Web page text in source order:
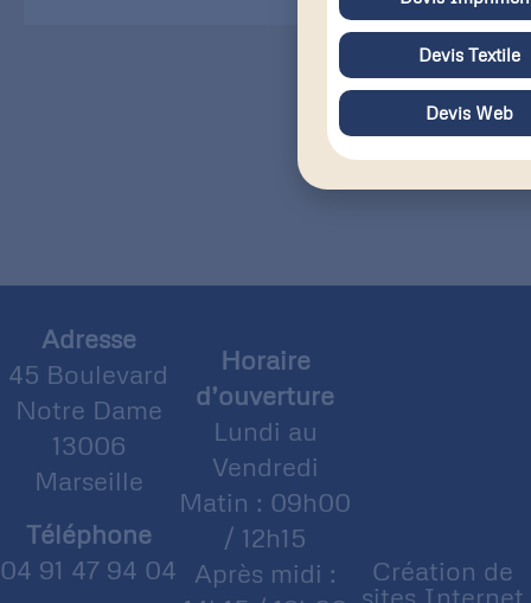
Adresse
45 Boulevard
Notre Dame
13006
Marseille
Téléphone
04 91 47 94 04
Horaire
d’ouverture
Lundi au
Vendredi
Matin : 09h00
/ 12h15
Après midi :
Création de
sites Internet
Devis Textile
Devis Web